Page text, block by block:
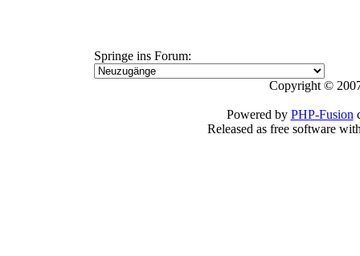
Springe ins Forum:
Copyright ©
Powered by PHP-Fusion
Released as free software